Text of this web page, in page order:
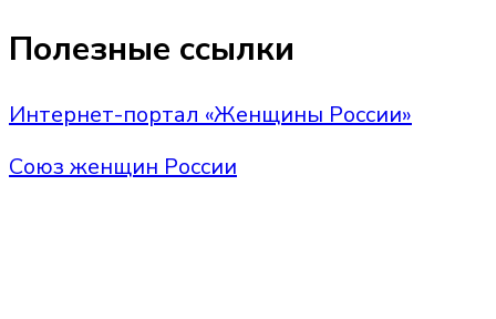
Полезные ссылки
Интернет-портал «Женщины России»
Союз женщин России